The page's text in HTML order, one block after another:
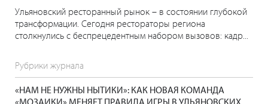
Ульяновский ресторанный рынок – в состоянии глубокой
трансформации. Сегодня рестораторы региона
столкнулись с беспрецедентным набором вызовов: кадр...
Рубрики журнала
«НАМ НЕ НУЖНЫ НЫТИКИ»: КАК НОВАЯ КОМАНДА
«МОЗАИКИ» МЕНЯЕТ ПРАВИЛА ИГРЫ В УЛЬЯНОВСКИХ